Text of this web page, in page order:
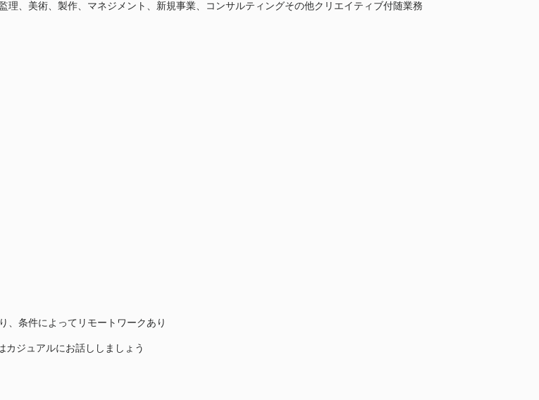
、美術、製作、マネジメント、新規事業、コンサルティングその他クリエイティブ付随業務
、条件によってリモートワークあり
カジュアルにお話ししましょう